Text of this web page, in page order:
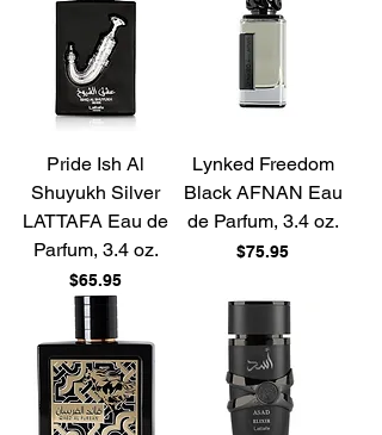
Pride Ish Al
Shuyukh Silver
LATTAFA Eau de
Parfum, 3.4 oz.
Price
$65.95
Lynked Freedom
Black AFNAN Eau
de Parfum, 3.4 oz.
Price
$75.95